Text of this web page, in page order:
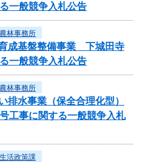
一般競争入札公告
林事務所
育成基盤整備事業 下城田寺
一般競争入札公告
林事務所
排水事業（保全合理化型）
工事に関する一般競争入札
活政策課